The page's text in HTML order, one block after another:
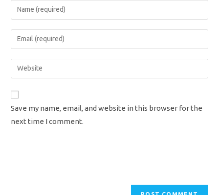
Enter
your
name
comment
Enter
your
email
address
Enter
your
URL
(optional)
Save my name, email, and website in this browser for the
next time I comment.